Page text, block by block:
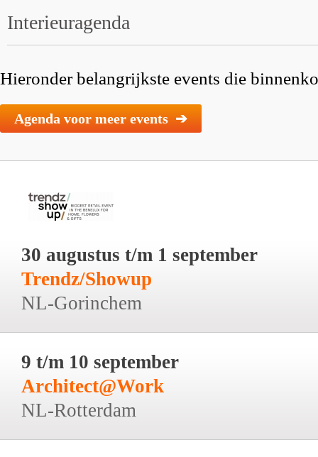
Interieuragenda
Hieronder belangrijkste events die
Agenda voor meer events ➔
30 augustus t/m 1 september
Trendz/Showup
NL-Gorinchem
9 t/m 10 september
Architect@Work
NL-Rotterdam